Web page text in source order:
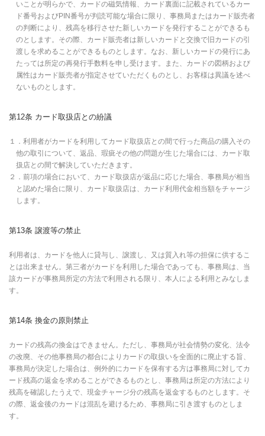
いことが明らかで、カードの磁気情報、カード裏面に記載されているカー
ド番号およびPIN番号が判読可能な場合に限り、事務局またはカード販売者
の判断により、残高を移行させた新しいカードを発行することができるも
のとします。その際、カード販売者は新しいカードと交換で旧カードの引
渡しを求めることができるものとします。なお、新しいカードの発行にあ
たっては所定の再発行手数料を申し受けます。また、カードの図柄および
属性はカード販売者が指定させていただくものとし、お客様は異議を述べ
ないものとします。
第12条 カード取扱店との紛議
１．利用者がカードを利用してカード取扱店との間で行った商品の購入その
他の取引について、返品、瑕疵その他の問題が生じた場合には、カード取
扱店との間で解決していただきます。
２．前項の場合において、カード取扱店が返品に応じた場合、事務局が相当
と認めた場合に限り、カード取扱店は、カード利用代金相当額をチャージ
します。
第13条 譲渡等の禁止
利用者は、カードを他人に貸与し、譲渡し、又は質入れ等の担保に供するこ
とは出来ません。第三者がカードを利用した場合であっても、事務局は、当
該カードが事務局所定の方法で利用される限り、本人による利用とみなしま
す。
第14条 換金の原則禁止
カードの残高の換金はできません。ただし、事務局が社会情勢の変化、法令
の改廃、その他事務局の都合によりカードの取扱いを全面的に廃止する旨、
事務局が決定した場合は、例外的にカードを保有する方は事務局に対してカ
ード残高の返金を求めることができるものとし、事務局は所定の方法により
残高を確認したうえで、現金チャージ分の残高を返金するものとします。そ
の際、返金後のカードは混乱を避けるため、事務局に引き渡すものとしま
す。